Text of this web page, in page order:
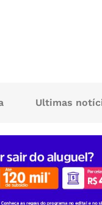
Ultimas